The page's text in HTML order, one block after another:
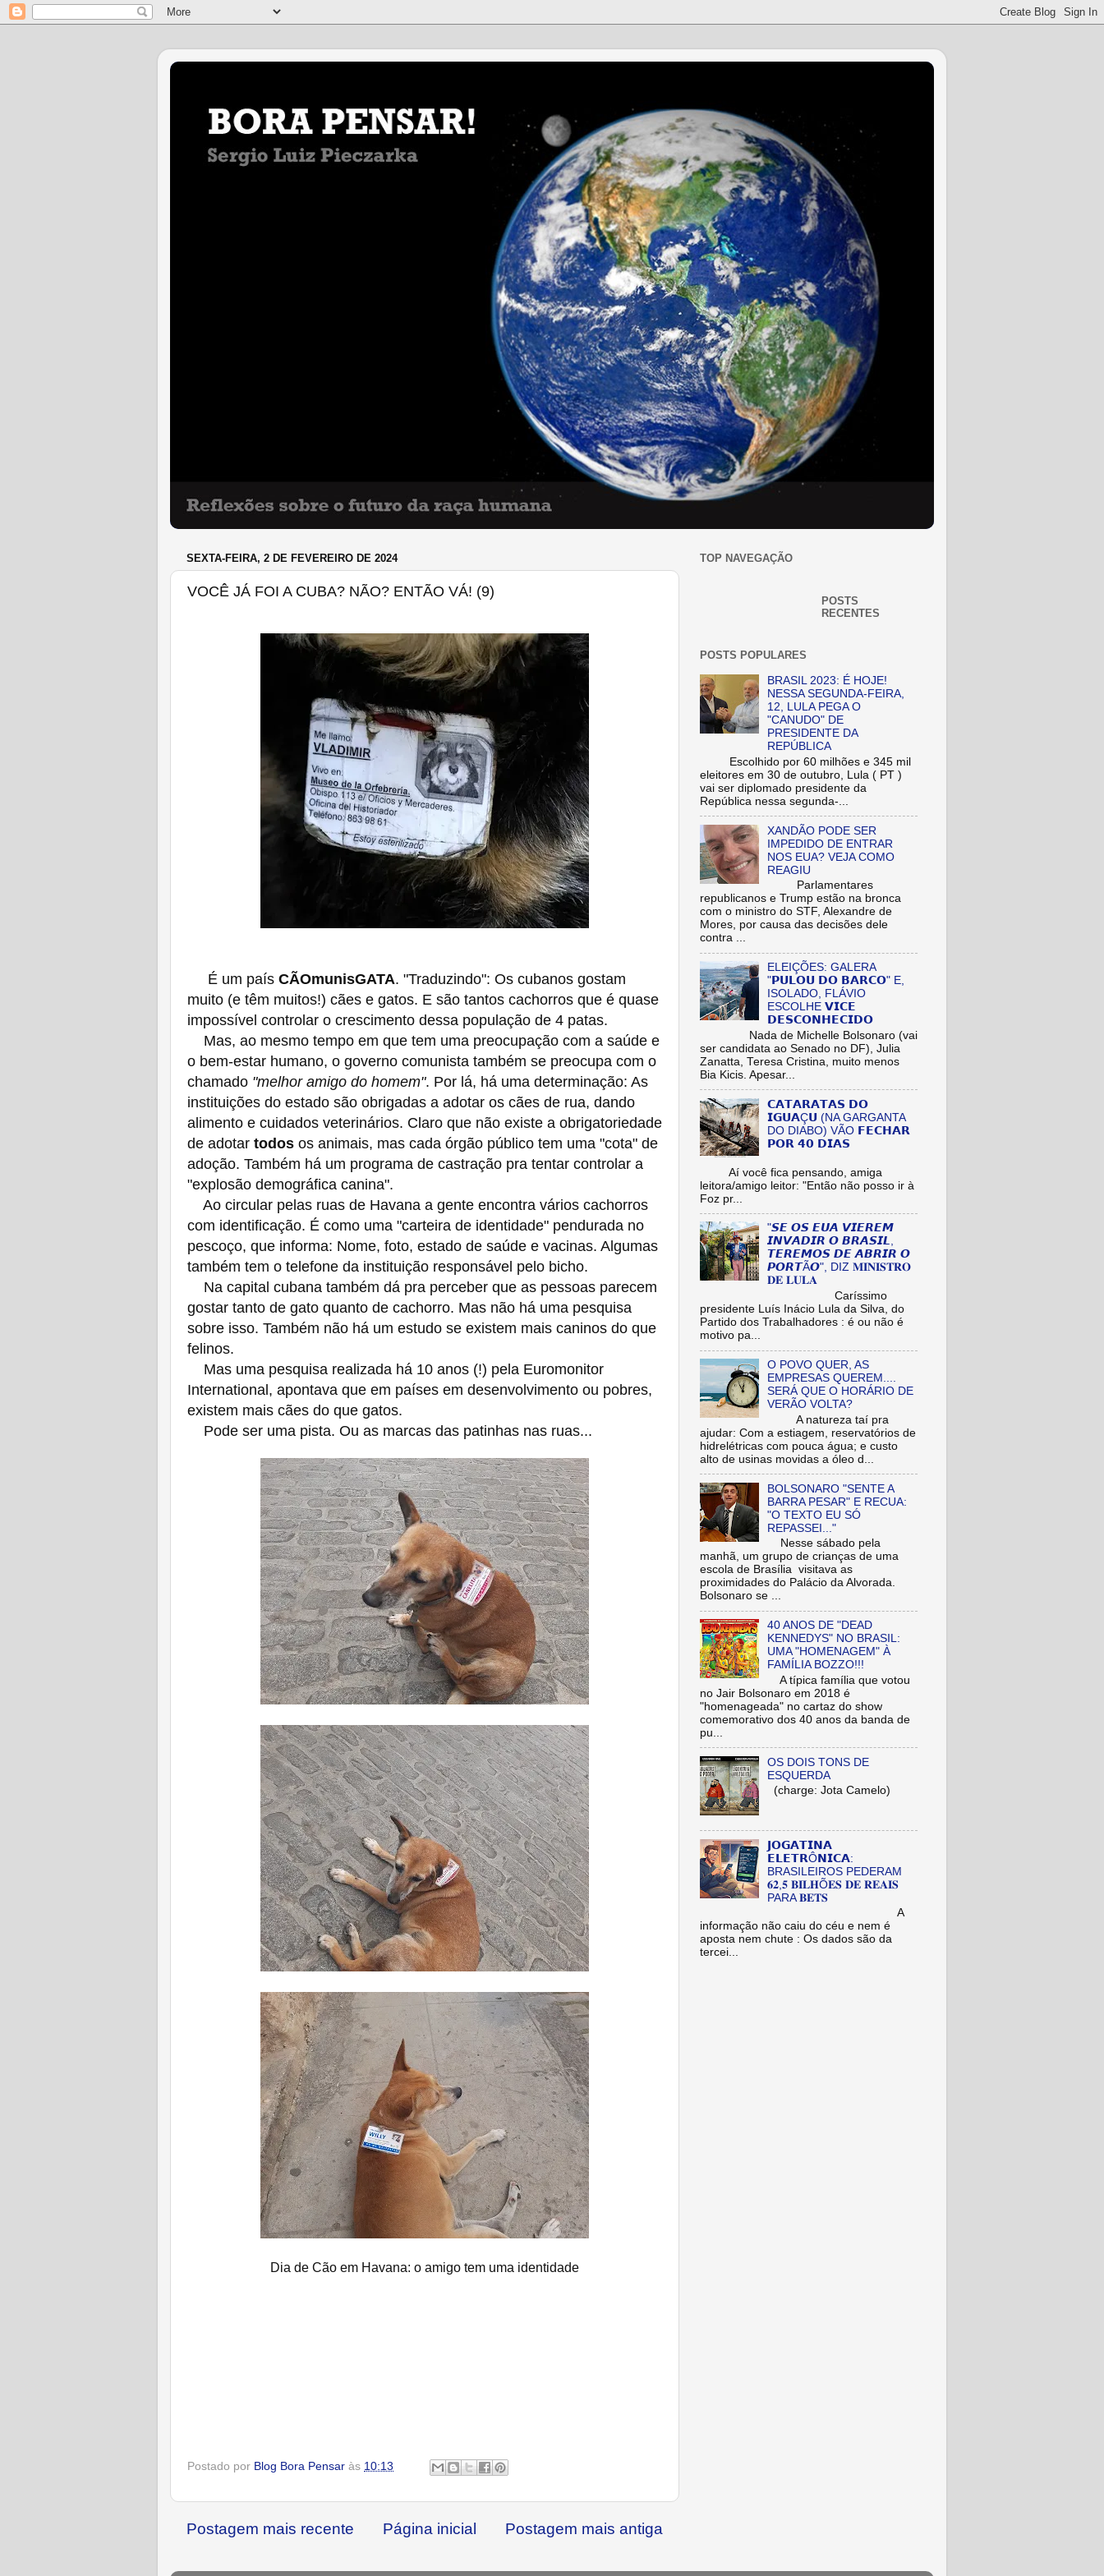
SEXTA-FEIRA, 2 DE FEVEREIRO DE 2024
VOCÊ JÁ FOI A CUBA? NÃO? ENTÃO VÁ! (9)
É um país CÃOmunisGATA. "Traduzindo": Os cubanos gostam
muito (e têm muitos!) cães e gatos. E são tantos cachorros que é quase
impossível controlar o crescimento dessa população de 4 patas.
Mas, ao mesmo tempo em que tem uma preocupação com a saúde e
o bem-estar humano, o governo comunista também se preocupa com o
chamado "melhor amigo do homem". Por lá, há uma determinação: As
instituições do estado são obrigadas a adotar os cães de rua, dando
alimento e cuidados veterinários. Claro que não existe a obrigatoriedade
de adotar todos os animais, mas cada órgão público tem uma "cota" de
adoção. Também há um programa de castração pra tentar controlar a
"explosão demográfica canina".
Ao circular pelas ruas de Havana a gente encontra vários cachorros
com identificação. É como uma "carteira de identidade" pendurada no
pescoço, que informa: Nome, foto, estado de saúde e vacinas. Algumas
também tem o telefone da instituição responsável pelo bicho.
Na capital cubana também dá pra perceber que as pessoas parecem
gostar tanto de gato quanto de cachorro. Mas não há uma pesquisa
sobre isso. Também não há um estudo se existem mais caninos do que
felinos.
Mas uma pesquisa realizada há 10 anos (!) pela Euromonitor
International, apontava que em países em desenvolvimento ou pobres,
existem mais cães do que gatos.
Pode ser uma pista. Ou as marcas das patinhas nas ruas...
Dia de Cão em Havana: o amigo tem uma identidade
Postado por Blog Bora Pensar às 10:13
Postagem mais recente Postagem mais antiga
Página inicial
TOP NAVEGAÇÃO
POSTS
RECENTES
POSTS POPULARES
BRASIL 2023: É HOJE!
NESSA SEGUNDA-FEIRA,
12, LULA PEGA O
"CANUDO" DE
PRESIDENTE DA
REPÚBLICA
Escolhido por 60 milhões e 345 mil
eleitores em 30 de outubro, Lula ( PT )
vai ser diplomado presidente da
República nessa segunda-...
XANDÃO PODE SER
IMPEDIDO DE ENTRAR
NOS EUA? VEJA COMO
REAGIU
Parlamentares
republicanos e Trump estão na bronca
com o ministro do STF, Alexandre de
Mores, por causa das decisões dele
contra ...
ELEIÇÕES: GALERA
"𝗣𝗨𝗟𝗢𝗨 𝗗𝗢 𝗕𝗔𝗥𝗖𝗢" E,
ISOLADO, FLÁVIO
ESCOLHE 𝗩𝗜𝗖𝗘
𝗗𝗘𝗦𝗖𝗢𝗡𝗛𝗘𝗖𝗜𝗗𝗢
Nada de Michelle Bolsonaro (vai
ser candidata ao Senado no DF), Julia
Zanatta, Teresa Cristina, muito menos
Bia Kicis. Apesar...
𝗖𝗔𝗧𝗔𝗥𝗔𝗧𝗔𝗦 𝗗𝗢
𝗜𝗚𝗨𝗔Ç𝗨 (NA GARGANTA
DO DIABO) VÃO 𝗙𝗘𝗖𝗛𝗔𝗥
𝗣𝗢𝗥 𝟰𝟬 𝗗𝗜𝗔𝗦
Aí você fica pensando, amiga
leitora/amigo leitor: "Então não posso ir à
Foz pr...
"𝙎𝙀 𝙊𝙎 𝙀𝙐𝘼 𝙑𝙄𝙀𝙍𝙀𝙈
𝙄𝙉𝙑𝘼𝘿𝙄𝙍 𝙊 𝘽𝙍𝘼𝙎𝙄𝙇,
𝙏𝙀𝙍𝙀𝙈𝙊𝙎 𝘿𝙀 𝘼𝘽𝙍𝙄𝙍 𝙊
𝙋𝙊𝙍𝙏Ã𝙊", DIZ 𝐌𝐈𝐍𝐈𝐒𝐓𝐑𝐎
𝐃𝐄 𝐋𝐔𝐋𝐀
Caríssimo
presidente Luís Inácio Lula da Silva, do
Partido dos Trabalhadores : é ou não é
motivo pa...
O POVO QUER, AS
EMPRESAS QUEREM....
SERÁ QUE O HORÁRIO DE
VERÃO VOLTA?
A natureza taí pra
ajudar: Com a estiagem, reservatórios de
hidrelétricas com pouca água; e custo
alto de usinas movidas a óleo d...
BOLSONARO "SENTE A
BARRA PESAR" E RECUA:
"O TEXTO EU SÓ
REPASSEI..."
Nesse sábado pela
manhã, um grupo de crianças de uma
escola de Brasília visitava as
proximidades do Palácio da Alvorada.
Bolsonaro se ...
40 ANOS DE "DEAD
KENNEDYS" NO BRASIL:
UMA "HOMENAGEM" À
FAMÍLIA BOZZO!!!
A típica família que votou
no Jair Bolsonaro em 2018 é
"homenageada" no cartaz do show
comemorativo dos 40 anos da banda de
pu...
OS DOIS TONS DE
ESQUERDA
(charge: Jota Camelo)
𝗝𝗢𝗚𝗔𝗧𝗜𝗡𝗔
𝗘𝗟𝗘𝗧𝗥Ô𝗡𝗜𝗖𝗔:
BRASILEIROS PEDERAM
𝟔𝟐,𝟓 𝐁𝐈𝐋𝐇Õ𝐄𝐒 𝐃𝐄 𝐑𝐄𝐀𝐈𝐒
PARA 𝐁𝐄𝐓𝐒
A
informação não caiu do céu e nem é
aposta nem chute : Os dados são da
tercei...